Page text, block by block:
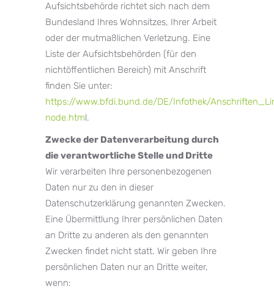
Aufsichtsbehörde richtet sich nach dem
Bundesland Ihres Wohnsitzes, Ihrer Arbeit
oder der mutmaßlichen Verletzung. Eine
Liste der Aufsichtsbehörden (für den
nichtöffentlichen Bereich) mit Anschrift
finden Sie unter:
https://www.bfdi.bund.de/DE/Infothek/
node.html.
Zwecke der Datenverarbeitung durch
die verantwortliche Stelle und Dritte
Wir verarbeiten Ihre personenbezogenen
Daten nur zu den in dieser
Datenschutzerklärung genannten Zwecken.
Eine Übermittlung Ihrer persönlichen Daten
an Dritte zu anderen als den genannten
Zwecken findet nicht statt. Wir geben Ihre
persönlichen Daten nur an Dritte weiter,
wenn: